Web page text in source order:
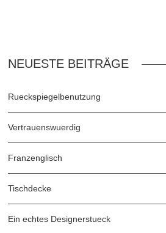
NEUESTE BEITRÄGE
Rueckspiegelbenutzung
Vertrauenswuerdig
Franzenglisch
Tischdecke
Ein echtes Designerstueck